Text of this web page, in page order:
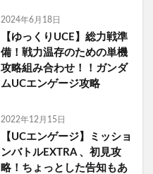
2024年6月18日
【ゆっくりUCE】総力戦準
備！戦力温存のための単機
攻略組み合わせ！！ガンダ
ムUCエンゲージ攻略
2022年12月15日
【UCエンゲージ】ミッショ
ンバトルEXTRA 、初見攻
略！ちょっとした告知もあ